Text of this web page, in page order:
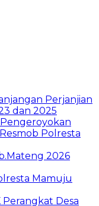
Perjanjian
dan 2025
Polresta
2026
Mamuju
Perangkat Desa